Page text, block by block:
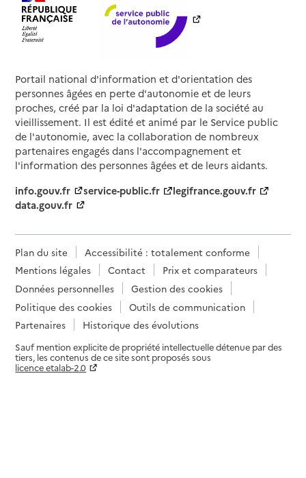
Portail national d'information et d'orientation des
personnes âgées en perte d'autonomie et de leurs
proches, créé par la loi d'adaptation de la société au
vieillissement. Il est édité et animé par le Service public
de l'autonomie, avec la collaboration de nombreux
partenaires engagés dans l'accompagnement et
l'information des personnes âgées et de leurs aidants.
info.gouv.fr
service-public.fr
legifrance.gouv.fr
data.gouv.fr
Plan du site
Accessibilité : totalement conforme
Mentions légales
Contact
Prix et comparateurs
Données personnelles
Gestion des cookies
Politique des cookies
Outils de communication
Partenaires
Historique des évolutions
Sauf mention explicite de propriété intellectuelle détenue par des
tiers, les contenus de ce site sont proposés sous
licence etalab-2.0